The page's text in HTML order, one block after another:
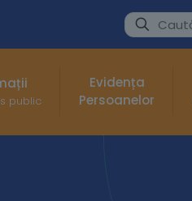
public
Evidența
Persoanelor